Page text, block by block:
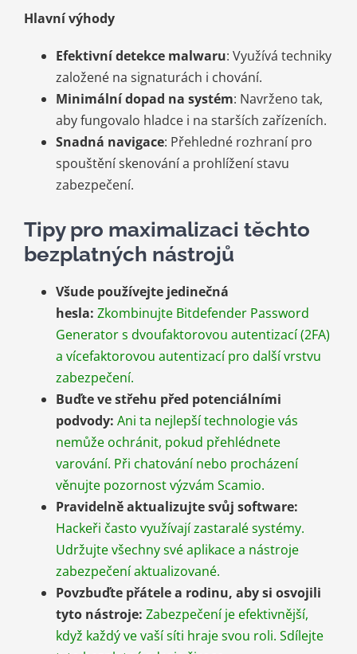
Hlavní výhody
Efektivní detekce malwaru: Využívá techniky
založené na signaturách i chování.
Minimální dopad na systém: Navrženo tak,
aby fungovalo hladce i na starších zařízeních.
Snadná navigace: Přehledné rozhraní pro
spouštění skenování a prohlížení stavu
zabezpečení.
Tipy pro maximalizaci těchto
bezplatných nástrojů
Všude používejte jedinečná
hesla: Zkombinujte Bitdefender Password
Generator s dvoufaktorovou autentizací (2FA)
a vícefaktorovou autentizací pro další vrstvu
zabezpečení.
Buďte ve střehu před potenciálními
podvody: Ani ta nejlepší technologie vás
nemůže ochránit, pokud přehlédnete
varování. Při chatování nebo procházení
věnujte pozornost výzvám Scamio.
Pravidelně aktualizujte svůj software:
Hackeři často využívají zastaralé systémy.
Udržujte všechny své aplikace a nástroje
zabezpečení aktualizované.
Povzbuďte přátele a rodinu, aby si osvojili
tyto nástroje: Zabezpečení je efektivnější,
když každý ve vaší síti hraje svou roli. Sdílejte